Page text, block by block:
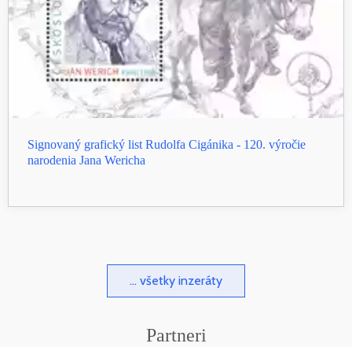
Signovaný grafický list Rudolfa Cigánika - 120. výročie
narodenia Jana Wericha
... všetky inzeráty
Partneri